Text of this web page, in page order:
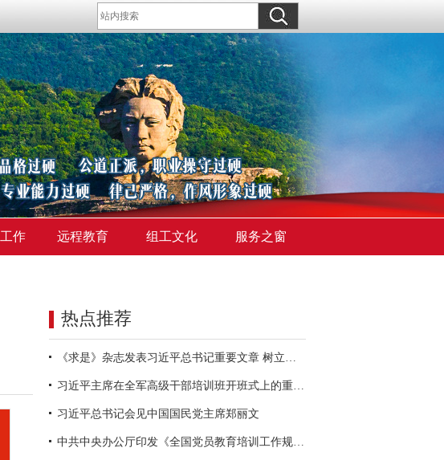
作 远程教育 组工文化 服务之窗
热点推荐
《求是》杂志发表习近平总书记重要文章 树立和践行正确政绩观
习近平主席在全军高级干部培训班开班式上的重要讲话引领全军开展思想整风、深化政治整训
习近平总书记会见中国国民党主席郑丽文
中共中央办公厅印发《全国党员教育培训工作规划（2024－2028年）》